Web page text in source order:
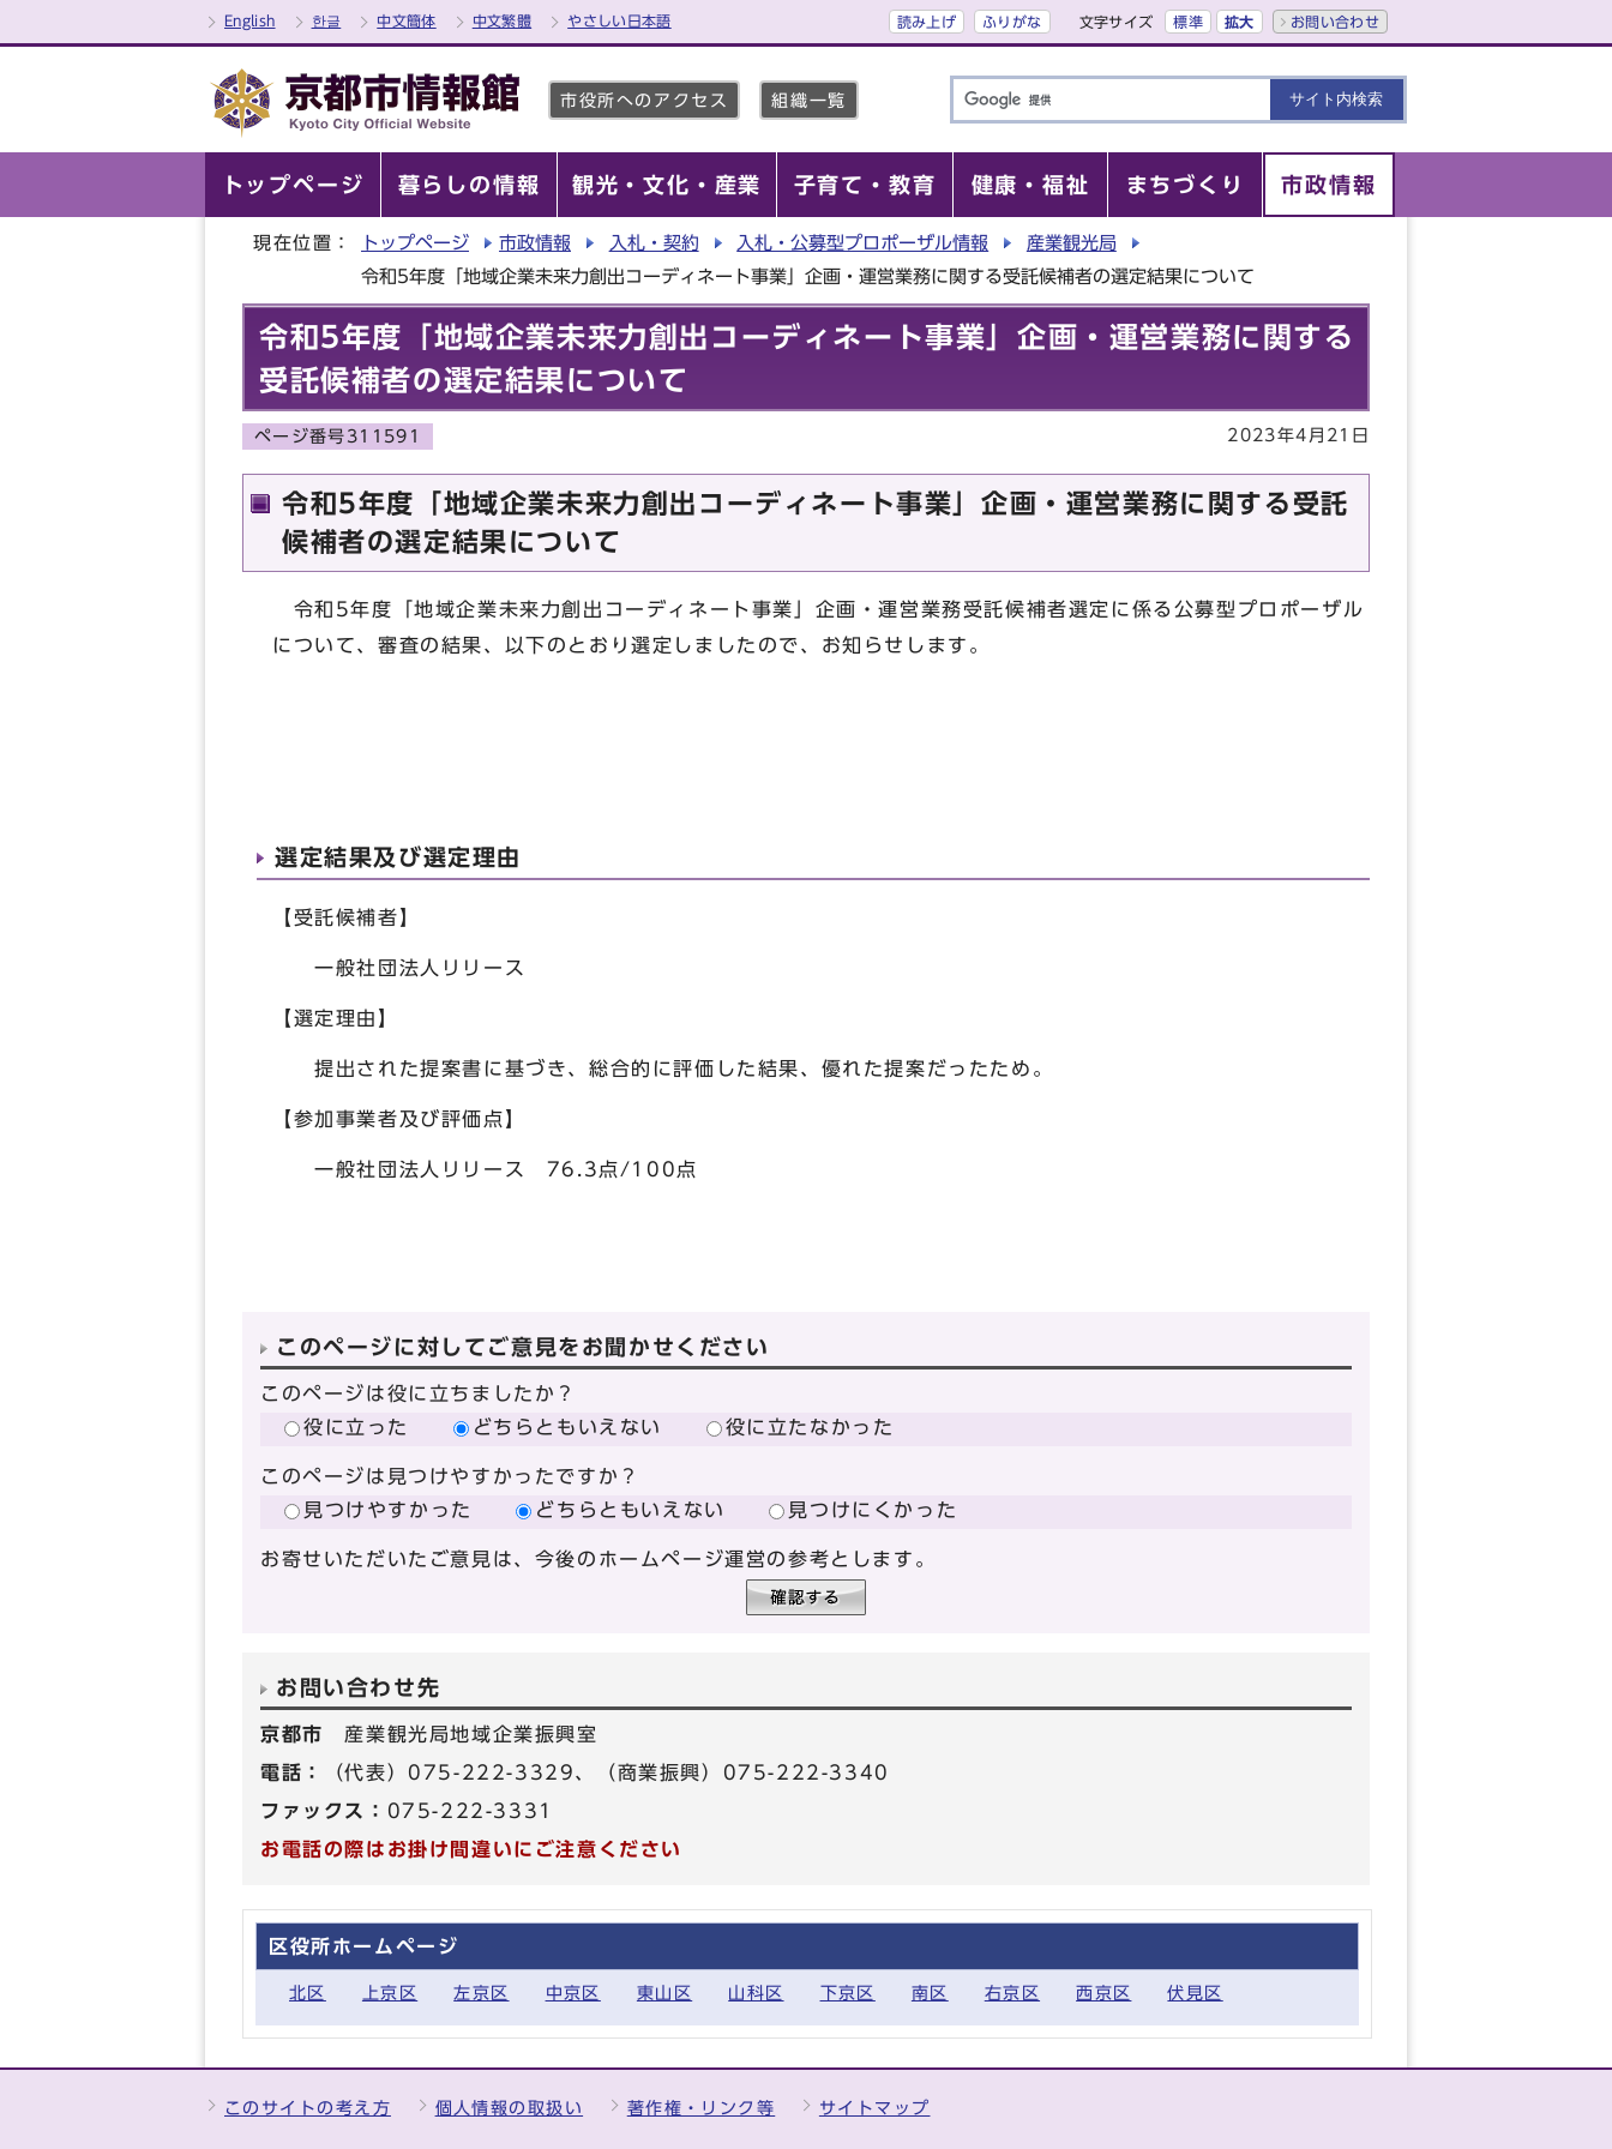
English 한글 中文簡体 中文繁體 やさしい日本語 読み上げ ふりがな 文字サイズ 標準 拡大 お問い合わせ
市役所へのアクセス 組織一覧
トップページ 暮らしの情報 観光・文化・産業 子育て・教育 健康・福祉 まちづくり 市政情報
現在位置： トップページ 市政情報 入札・契約 入札・公募型プロポーザル情報
産業観光局
令和5年度「地域企業未来力創出コーディネート事業」企画・運営業務に関する受託候補者の選定結果について
令和5年度「地域企業未来力創出コーディネート事業」企画・運営業務に関する
受託候補者の選定結果について
ページ番号311591 2023年4月21日
令和5年度「地域企業未来力創出コーディネート事業」企画・運営業務に関する受託
候補者の選定結果について
令和5年度「地域企業未来力創出コーディネート事業」企画・運営業務受託候補者選定に係る公募型プロポーザル
について、審査の結果、以下のとおり選定しましたので、お知らせします。
選定結果及び選定理由
【受託候補者】
一般社団法人リリース
【選定理由】
提出された提案書に基づき、総合的に評価した結果、優れた提案だったため。
【参加事業者及び評価点】
一般社団法人リリース 76.3点/100点
このページに対してご意見をお聞かせください
このページは役に立ちましたか？
役に立った
どちらともいえない 役に立たなかった
このページは見つけやすかったですか？
見つけやすかった
どちらともいえない 見つけにくかった
お寄せいただいたご意見は、今後のホームページ運営の参考とします。
お問い合わせ先
京都市 産業観光局地域企業振興室
電話：
（代表）075-222-3329、（商業振興）075-222-3340
ファックス： 075-222-3331
お電話の際はお掛け間違いにご注意ください
区役所ホームページ
北区 上京区 左京区 中京区 東山区 山科区 下京区 南区 右京区 西京区 伏見区
このサイトの考え方 個人情報の取扱い 著作権・リンク等 サイトマップ